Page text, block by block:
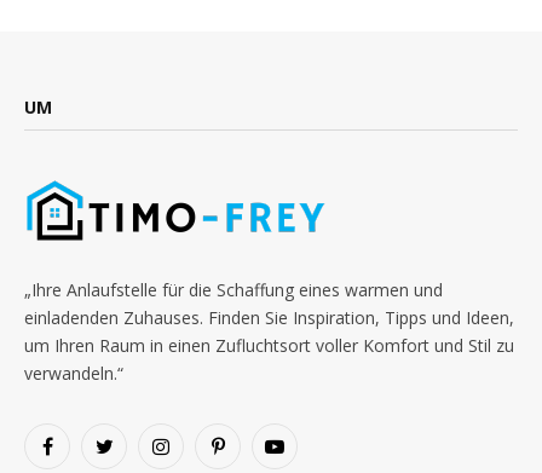
UM
„Ihre Anlaufstelle für die Schaffung eines warmen und
einladenden Zuhauses. Finden Sie Inspiration, Tipps und Ideen,
um Ihren Raum in einen Zufluchtsort voller Komfort und Stil zu
verwandeln.“
FacebookTwitter InstagramPinterestYouTube